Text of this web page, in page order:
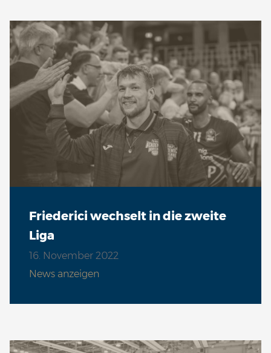
Friederici wechselt in die zweite
Liga
16. November 2022
News anzeigen